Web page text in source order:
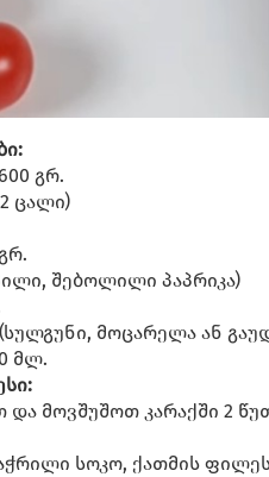
გრ.
2 ცალი)
შებოლილი პაპრიკა)
მოცარელა ან
მლ.
და მოვშუშოთ კარაქში 2
სოკო, ქათმის